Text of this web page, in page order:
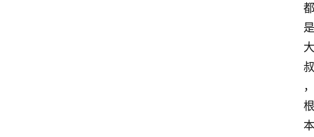
都
是
大
叔
，
根
本